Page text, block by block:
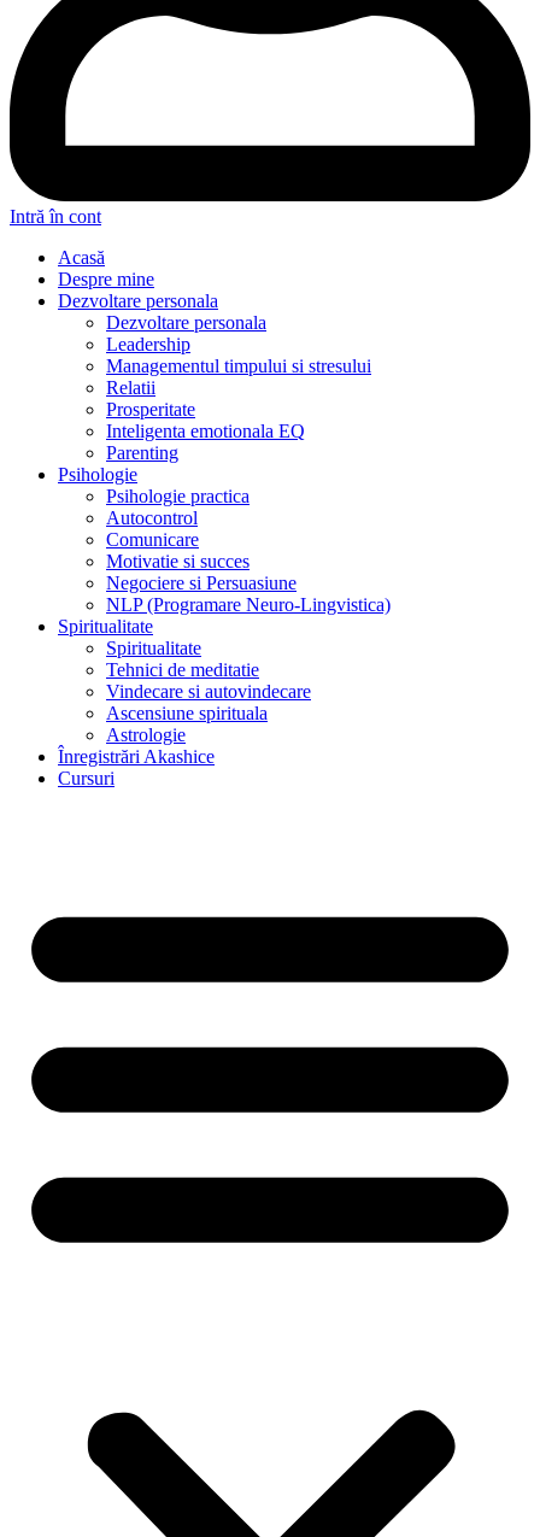
Intră în cont
Acasă
Despre mine
Dezvoltare personala
Dezvoltare personala
Leadership
Managementul timpului si stresului
Relatii
Prosperitate
Inteligenta emotionala EQ
Parenting
Psihologie
Psihologie practica
Autocontrol
Comunicare
Motivatie si succes
Negociere si Persuasiune
NLP (Programare Neuro-Lingvistica)
Spiritualitate
Spiritualitate
Tehnici de meditatie
Vindecare si autovindecare
Ascensiune spirituala
Astrologie
Înregistrări Akashice
Cursuri